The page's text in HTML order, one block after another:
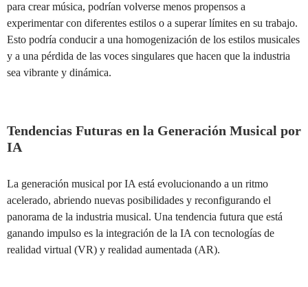
para crear música, podrían volverse menos propensos a
experimentar con diferentes estilos o a superar límites en su trabajo.
Esto podría conducir a una homogenización de los estilos musicales
y a una pérdida de las voces singulares que hacen que la industria
sea vibrante y dinámica.
Tendencias Futuras en la Generación Musical por
IA
La generación musical por IA está evolucionando a un ritmo
acelerado, abriendo nuevas posibilidades y reconfigurando el
panorama de la industria musical. Una tendencia futura que está
ganando impulso es la integración de la IA con tecnologías de
realidad virtual (VR) y realidad aumentada (AR).